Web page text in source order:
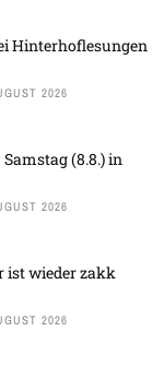
Hinterhoflesungen
2026
Samstag (8.8.) in
2026
ist wieder zakk
2026